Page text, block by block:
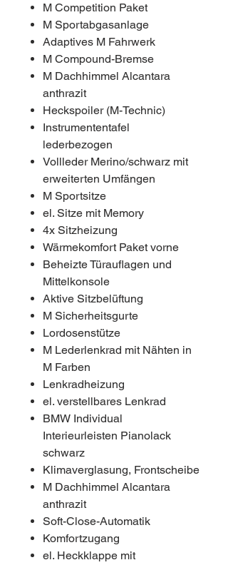
M Competition Paket
M Sportabgasanlage
Adaptives M Fahrwerk
M Compound-Bremse
M Dachhimmel Alcantara
anthrazit
Heckspoiler (M-Technic)
Instrumententafel
lederbezogen
Vollleder Merino/schwarz mit
erweiterten Umfängen
M Sportsitze
el. Sitze mit Memory
4x Sitzheizung
Wärmekomfort Paket vorne
Beheizte Türauflagen und
Mittelkonsole
Aktive Sitzbelüftung
M Sicherheitsgurte
Lordosenstütze
M Lederlenkrad mit Nähten in
M Farben
Lenkradheizung
el. verstellbares Lenkrad
BMW Individual
Interieurleisten Pianolack
schwarz
Klimaverglasung, Frontscheibe
M Dachhimmel Alcantara
anthrazit
Soft-Close-Automatik
Komfortzugang
el. Heckklappe mit